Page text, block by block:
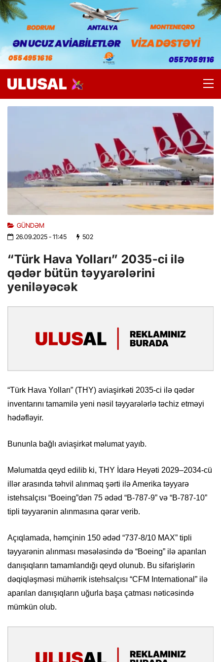
GÜNDƏM
26.09.2025- 11:45 502
“Türk Hava Yolları” 2035-ci ilə
qədər bütün təyyarələrini
yeniləyəcək
“Türk Hava Yolları” (THY) aviaşirkəti 2035-ci ilə qədər
inventarını tamamilə yeni nəsil təyyarələrlə təchiz etməyi
hədəfləyir.
Bununla bağlı aviaşirkət məlumat yayıb.
Məlumatda qeyd edilib ki, THY İdarə Heyəti 2029–2034-cü
illər arasında təhvil alınmaq şərti ilə Amerika təyyarə
istehsalçısı “Boeing”dən 75 ədəd “B-787-9” və “B-787-10”
tipli təyyarənin alınmasına qərar verib.
Açıqlamada, həmçinin 150 ədəd “737-8/10 MAX” tipli
təyyarənin alınması məsələsində də “Boeing” ilə aparılan
danışıqların tamamlandığı qeyd olunub. Bu sifarişlərin
dəqiqləşməsi mühərrik istehsalçısı “CFM International” ilə
aparılan danışıqların uğurla başa çatması nəticəsində
mümkün olub.